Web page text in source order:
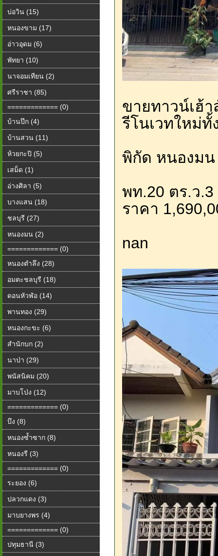
บ่อวิน (15)
หนองขาม (17)
อ่าวอุดม (6)
พัทยา (10)
นาจอมเทียน (2)
ศรีราชา (85)
============= (0)
บ้านปึก (4)
บ้านสวน (11)
ห้วยกะปิ (5)
เสม็ด (1)
อ่างศิลา (5)
บางแสน (18)
ชลบุรี (27)
หนองมน (2)
============= (0)
หนองตำลึง (28)
อมตะชลบุรี (18)
ดอนหัวฬ่อ (14)
พานทอง (29)
หนองกะขะ (6)
สำนักบก (2)
นาป่า (29)
พนัสนิคม (20)
มาบโป่ง (12)
============= (0)
บึง (8)
หนองซ้ำซาก (8)
หนองรี (3)
============= (0)
ระยอง (6)
ปลวกแดง (3)
มาบยางพร (4)
============= (0)
ปทุมธานี (3)
ขายทาวน์เฮ้
รีโนเวทใหม่
พิกัด หนองมน
พท.20 ตร.ว
ราคา
nan